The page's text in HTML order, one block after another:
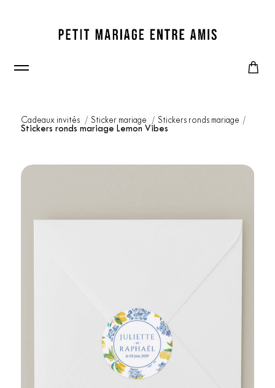
Cadeaux invités Sticker mariage
Stickers ronds mariage
Stickers ronds mariage Lemon Vibes